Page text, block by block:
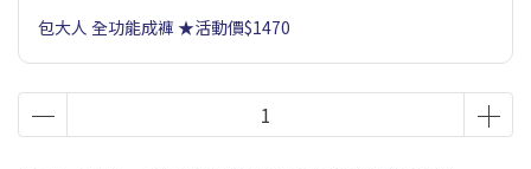
包大人 全功能成褲 ★活動價$1470